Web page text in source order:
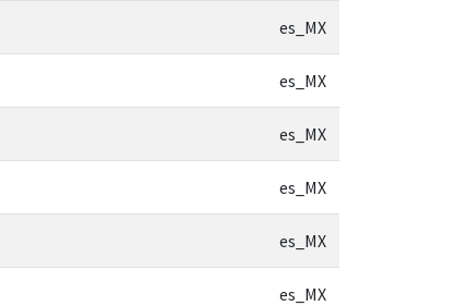
es_MX
es_MX
es_MX
es_MX
es_MX
es_MX